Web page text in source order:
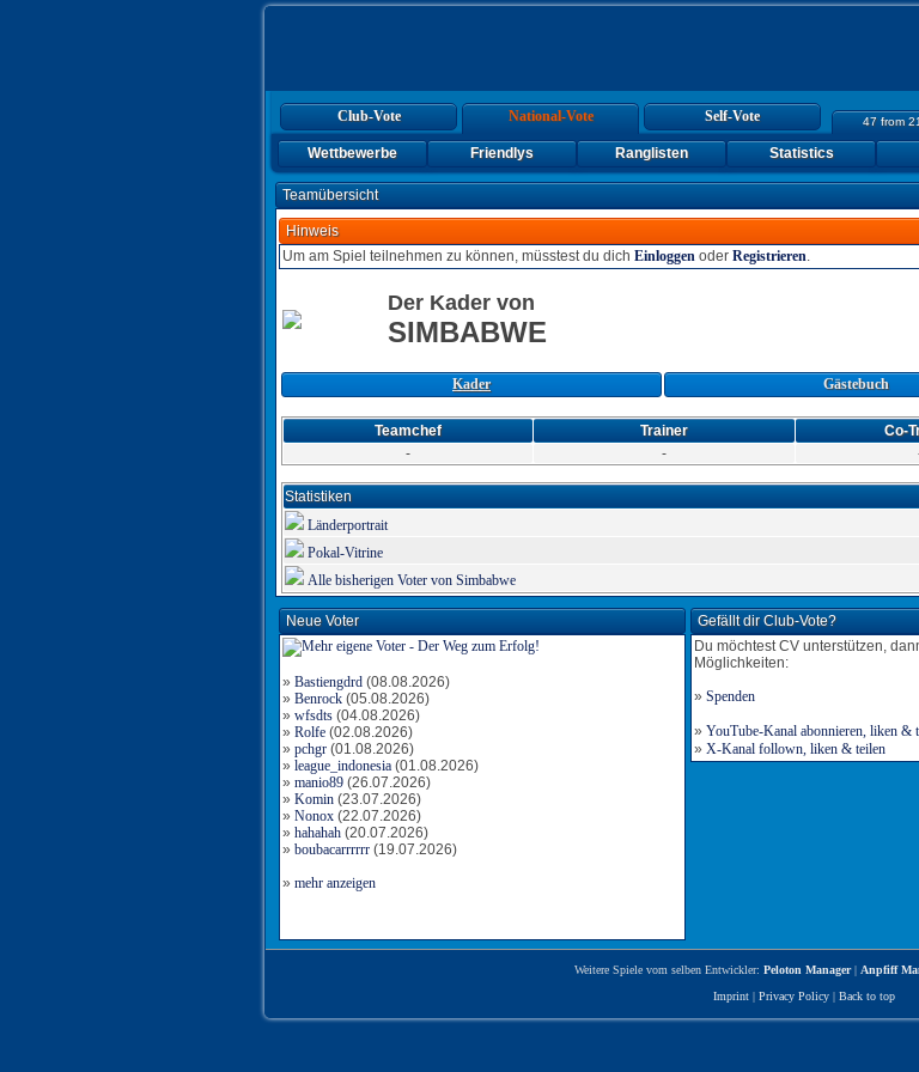
47 from
Club-Vote National-Vote Self-Vote
Wettbewerbe Friendlys Ranglisten Statistics
Teamübersicht
Hinweis
Um am Spiel teilnehmen zu können, müsstest du dich Einloggen oder Registrieren.
Der Kader von
SIMBABWE
Kader Gästebuch
Teamchef Trainer
Co-
-
-
Statistiken
Länderportrait
Pokal-Vitrine
Alle bisherigen Voter von Simbabwe
Neue Voter
» Bastiengdrd (08.08.2026)
» Benrock (05.08.2026)
» wfsdts (04.08.2026)
» Rolfe (02.08.2026)
» pchgr (01.08.2026)
» league_indonesia (01.08.2026)
» manio89 (26.07.2026)
» Komin (23.07.2026)
» Nonox (22.07.2026)
» hahahah (20.07.2026)
» boubacarrrrrr (19.07.2026)
» mehr anzeigen
Gefällt dir Club-Vote?
Du möchtest CV unterstützen,
Möglichkeiten:
» Spenden
» YouTube-Kanal abonnieren, liken &
» X-Kanal follown, liken & teilen
Weitere Spiele vom selben Entwickler: Peloton Manager| Anpfiff
Imprint | Privacy Policy | Back to top